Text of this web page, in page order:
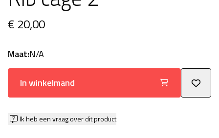
€ 20,00
Maat:N/A
In winkelmand
Ik heb een vraag over dit product